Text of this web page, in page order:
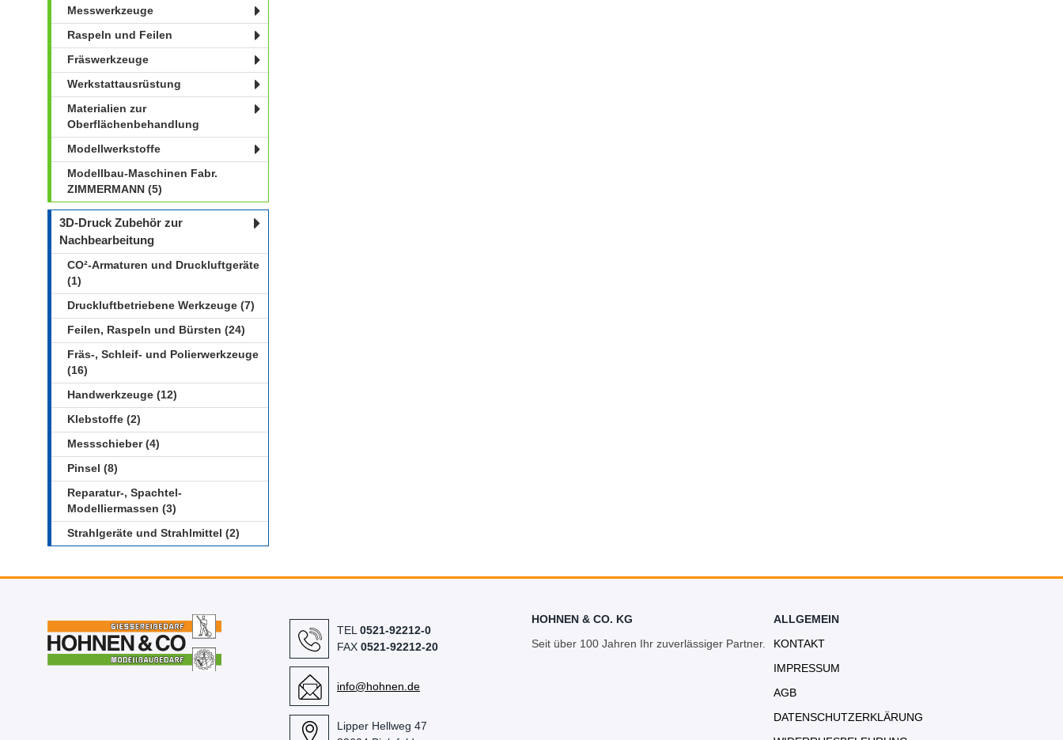
Messwerkzeuge
Raspeln und Feilen
Fräswerkzeuge
Werkstattausrüstung
Materialien zur
Oberflächenbehandlung
Modellwerkstoffe
Modellbau-Maschinen Fabr.
ZIMMERMANN (5)
3D-Druck Zubehör zur
Nachbearbeitung
CO²-Armaturen und Druckluftgeräte
(1)
Druckluftbetriebene Werkzeuge (7)
Feilen, Raspeln und Bürsten (24)
Fräs-, Schleif- und Polierwerkzeuge
(16)
Handwerkzeuge (12)
Klebstoffe (2)
Messschieber (4)
Pinsel (8)
Reparatur-, Spachtel-
Modelliermassen (3)
Strahlgeräte und Strahlmittel (2)
TEL 0521-92212-0
FAX 0521-92212-20
info@hohnen.de
Lipper Hellweg 47
HOHNEN & CO. KG
Seit über 100 Jahren Ihr zuverlässiger Partner.
ALLGEMEIN
KONTAKT
IMPRESSUM
AGB
DATENSCHUTZERKLÄRUNG